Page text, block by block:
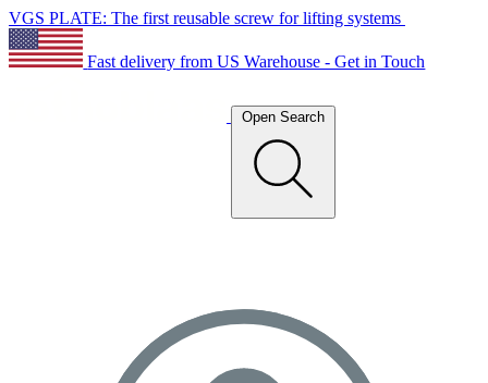
VGS PLATE: The first reusable screw for lifting systems
Fast delivery from US Warehouse - Get in Touch
Open Search